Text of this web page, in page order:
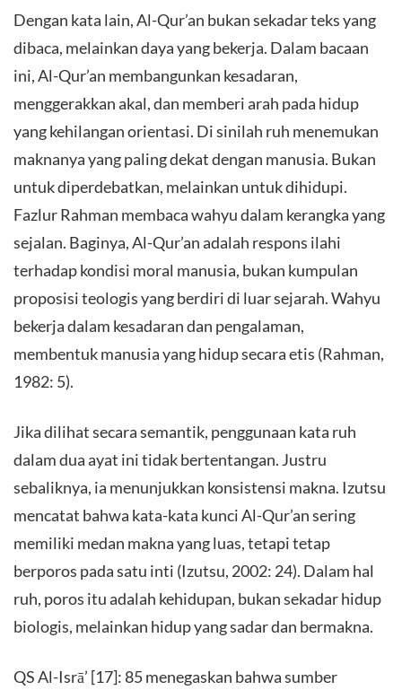
Dengan kata lain, Al-Qur’an bukan sekadar teks yang
dibaca, melainkan daya yang bekerja. Dalam bacaan
ini, Al-Qur’an membangunkan kesadaran,
menggerakkan akal, dan memberi arah pada hidup
yang kehilangan orientasi. Di sinilah ruh menemukan
maknanya yang paling dekat dengan manusia. Bukan
untuk diperdebatkan, melainkan untuk dihidupi.
Fazlur Rahman membaca wahyu dalam kerangka yang
sejalan. Baginya, Al-Qur’an adalah respons ilahi
terhadap kondisi moral manusia, bukan kumpulan
proposisi teologis yang berdiri di luar sejarah. Wahyu
bekerja dalam kesadaran dan pengalaman,
membentuk manusia yang hidup secara etis (Rahman,
1982: 5).
Jika dilihat secara semantik, penggunaan kata ruh
dalam dua ayat ini tidak bertentangan. Justru
sebaliknya, ia menunjukkan konsistensi makna. Izutsu
mencatat bahwa kata-kata kunci Al-Qur’an sering
memiliki medan makna yang luas, tetapi tetap
berporos pada satu inti (Izutsu, 2002: 24). Dalam hal
ruh, poros itu adalah kehidupan, bukan sekadar hidup
biologis, melainkan hidup yang sadar dan bermakna.
QS Al-Isrā’ [17]: 85 menegaskan bahwa sumber